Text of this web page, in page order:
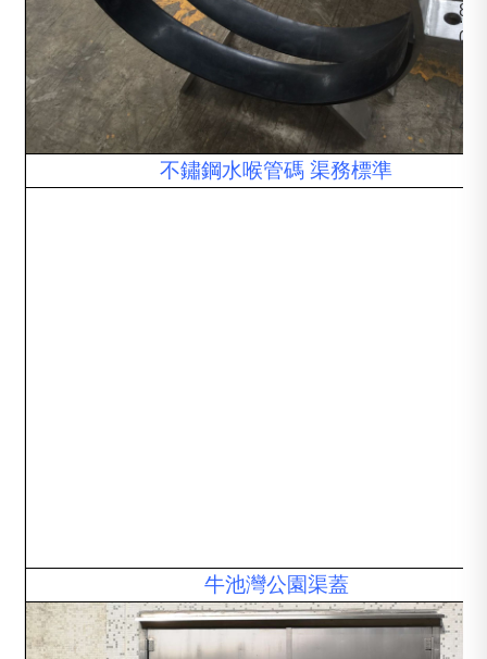
8
0
1
.
4
4
0
4
不鏽鋼水喉管碼 渠務標準
牛池灣公園渠蓋